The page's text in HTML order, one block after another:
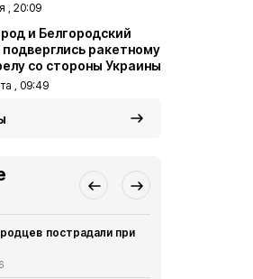
, 20:09
и Белгородский
подверглись ракетному
со стороны Украины
, 09:49
пострадали при